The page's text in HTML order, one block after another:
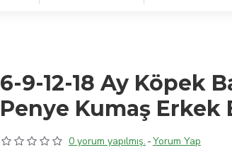
6-9-12-18 Ay Köpek
Penye Kumaş Erkek
0 yorum yapılmış. -Yorum Yap